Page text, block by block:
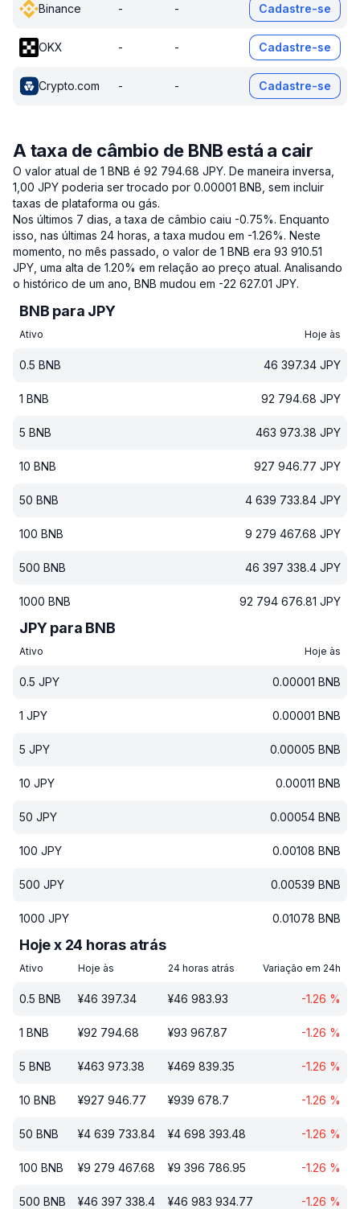
Binance - - Cadastre-se
OKX - - Cadastre-se
Crypto.com - - Cadastre-se
A taxa de câmbio de BNB está a cair
O valor atual de 1 BNB é 92 794.68 JPY. De maneira inversa,
1,00 JPY poderia ser trocado por 0.00001 BNB, sem incluir
taxas de plataforma ou gás.
Nos últimos 7 dias, a taxa de câmbio caiu -0.75%. Enquanto
isso, nas últimas 24 horas, a taxa mudou em -1.26%. Neste
momento, no mês passado, o valor de 1 BNB era 93 910.51
JPY, uma alta de 1.20% em relação ao preço atual. Analisando
o histórico de um ano, BNB mudou em -22 627.01 JPY.
BNB para JPY
Ativo Hoje às
0.5 BNB 46 397.34 JPY
1 BNB 92 794.68 JPY
5 BNB 463 973.38 JPY
10 BNB 927 946.77 JPY
50 BNB 4 639 733.84 JPY
100 BNB 9 279 467.68 JPY
500 BNB 46 397 338.4 JPY
1000 BNB 92 794 676.81 JPY
JPY para BNB
Ativo Hoje às
0.5 JPY 0.00001 BNB
1 JPY 0.00001 BNB
5 JPY 0.00005 BNB
10 JPY 0.00011 BNB
50 JPY 0.00054 BNB
100 JPY 0.00108 BNB
500 JPY 0.00539 BNB
1000 JPY 0.01078 BNB
Hoje x 24 horas atrás
Ativo Hoje às 24 horas atrás Variação em 24h
0.5 BNB ¥46 397.34 ¥46 983.93 -1.26 %
1 BNB ¥92 794.68 ¥93 967.87 -1.26 %
5 BNB ¥463 973.38 ¥469 839.35 -1.26 %
10 BNB ¥927 946.77 ¥939 678.7 -1.26 %
50 BNB ¥4 639 733.84 ¥4 698 393.48 -1.26 %
100 BNB ¥9 279 467.68 ¥9 396 786.95 -1.26 %
500 BNB ¥46 397 338.4 ¥46 983 934.77 -1.26 %